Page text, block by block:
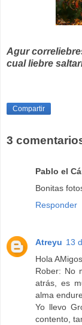
Agur
cual liebre
Compartir
3
Pablo el
Bonitas
Responder
Atreyu 13
Hola AMigos.
Rober: No
atrás, es
alma
Yo llevo
contento,